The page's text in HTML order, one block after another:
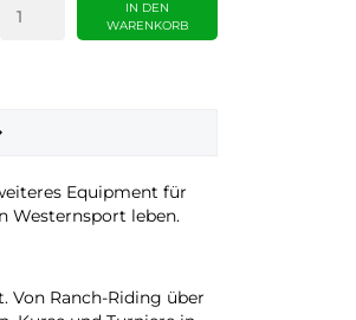
IN DEN
WARENKORB
Equipment für
Westernsport leben.
Von Ranch-Riding über